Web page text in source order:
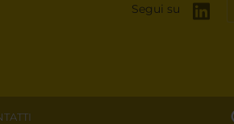
Segui su